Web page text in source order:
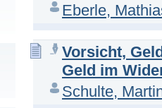
Eberle,
Vorsicht,
Geld im
Schulte,